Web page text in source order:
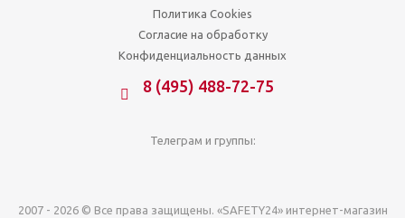
Политика Cookies
Согласие на обработку
Конфиденциальность данных
8 (495) 488-72-75
Телеграм и группы:
2007 - 2026 © Все права защищены. «SAFETY24» интернет-магазин